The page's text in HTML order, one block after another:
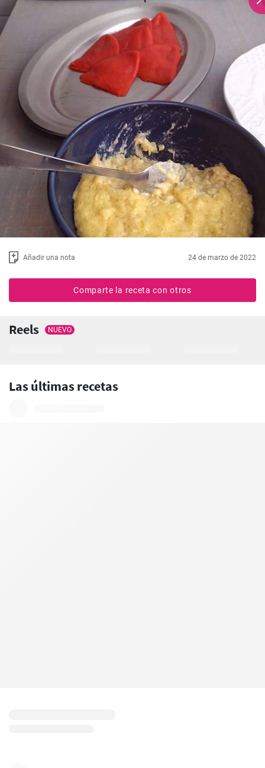
Añadir una nota 24 de marzo de 2022
Comparte la receta con otros
Reels NUEVO
Las últimas recetas